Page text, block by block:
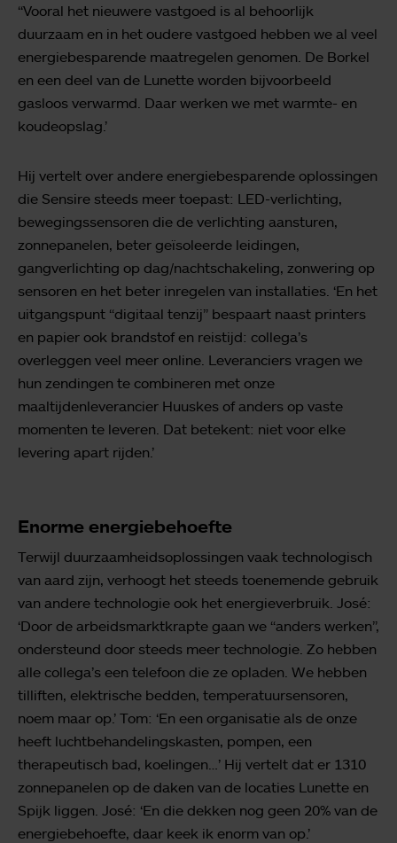
‘‘Vooral het nieuwere vastgoed is al behoorlijk
duurzaam en in het oudere vastgoed hebben we al veel
energiebesparende maatregelen genomen. De Borkel
en een deel van de Lunette worden bijvoorbeeld
gasloos verwarmd. Daar werken we met warmte- en
koudeopslag.’
Hij vertelt over andere energiebesparende oplossingen
die Sensire steeds meer toepast: LED-verlichting,
bewegingssensoren die de verlichting aansturen,
zonnepanelen, beter geïsoleerde leidingen,
gangverlichting op dag/nachtschakeling, zonwering op
sensoren en het beter inregelen van installaties. ‘En het
uitgangspunt “digitaal tenzij” bespaart naast printers
en papier ook brandstof en reistijd: collega’s
overleggen veel meer online. Leveranciers vragen we
hun zendingen te combineren met onze
maaltijdenleverancier Huuskes of anders op vaste
momenten te leveren. Dat betekent: niet voor elke
levering apart rijden.’
Enorme energiebehoefte
Terwijl duurzaamheidsoplossingen vaak technologisch
van aard zijn, verhoogt het steeds toenemende gebruik
van andere technologie ook het energieverbruik. José:
‘Door de arbeidsmarktkrapte gaan we “anders werken”,
ondersteund door steeds meer technologie. Zo hebben
alle collega’s een telefoon die ze opladen. We hebben
tilliften, elektrische bedden, temperatuursensoren,
noem maar op.’ Tom: ‘En een organisatie als de onze
heeft luchtbehandelingskasten, pompen, een
therapeutisch bad, koelingen…’ Hij vertelt dat er 1310
zonnepanelen op de daken van de locaties Lunette en
Spijk liggen. José: ‘En die dekken nog geen 20% van de
energiebehoefte, daar keek ik enorm van op.’